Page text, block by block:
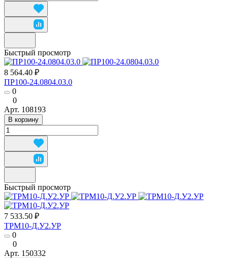
Быстрый просмотр
8 564.40 ₽
ПР100-24.0804.03.0
0
0
Арт. 108193
В корзину
Быстрый просмотр
7 533.50 ₽
ТРМ10-Д.У2.УР
0
0
Арт. 150332